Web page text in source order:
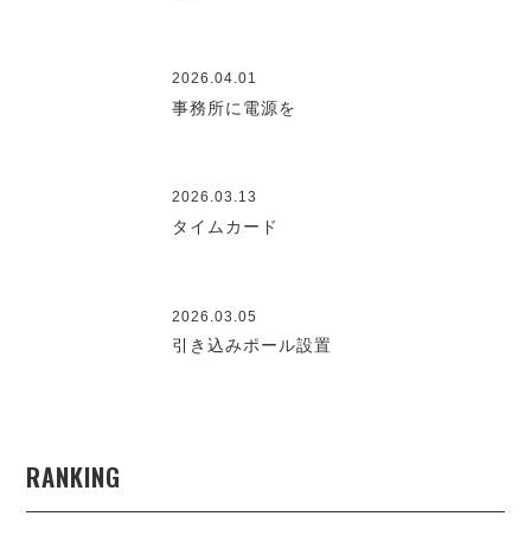
2026.04.01
事務所に電源を
2026.03.13
タイムカード
2026.03.05
引き込みポール設置
RANKING